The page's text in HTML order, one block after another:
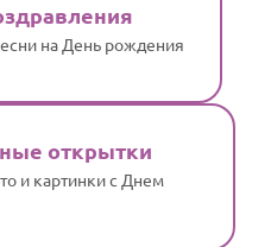
на День рождения
открытки
и картинки с Днем